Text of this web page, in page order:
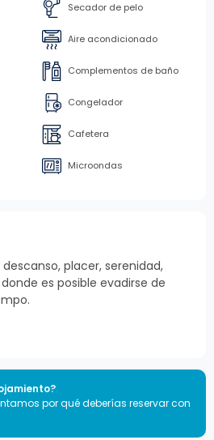
Secador de pelo
Aire acondicionado
Complementos de baño
Congelador
Cafetera
Microondas
placer, serenidad,
es posible evadirse de
por qué deberías reservar con